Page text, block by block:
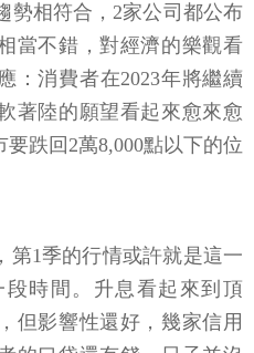
勢相符合，2家公司都公布
當不錯，對經濟的樂觀看
：消費者在2023年將繼續
著陸的願望看起來愈來愈
跌回2萬8,000點以下的位
第1季的行情或許就是這一
時間。升息看起來到頂
但影響性還好，幾家信用